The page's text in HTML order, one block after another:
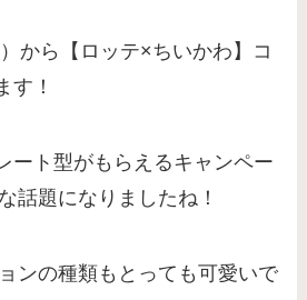
から【ロッテ×ちいかわ】コ
す！
ート型がもらえるキャンペー
話題になりましたね！
ンの種類もとっても可愛いで